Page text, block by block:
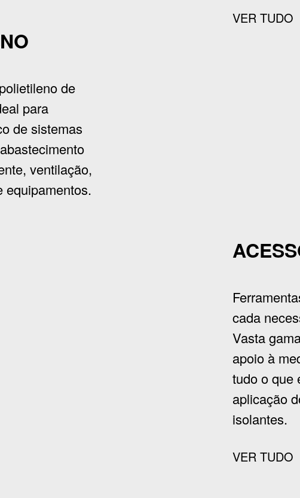
VER TUDO
de
para
de sistemas
ventilação,
equipamentos.
cada
Vasta
apoio à
tudo o que
aplicação
isolantes.
VER TUDO